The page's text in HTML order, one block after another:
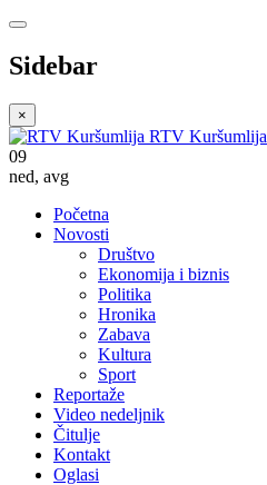
Sidebar
×
RTV Kuršumlija
09
ned, avg
Početna
Novosti
Društvo
Ekonomija i biznis
Politika
Hronika
Zabava
Kultura
Sport
Reportaže
Video nedeljnik
Čitulje
Kontakt
Oglasi